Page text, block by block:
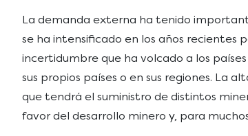
La demanda externa ha tenido
se ha intensificado en los años recientes
incertidumbre que ha volcado a los
sus propios países o en sus regiones. La
que tendrá el suministro de distintos
favor del desarrollo minero y, para